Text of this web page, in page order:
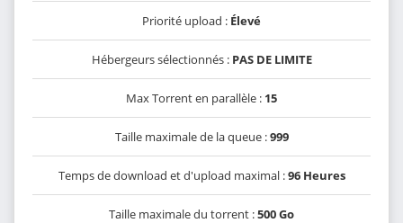
Priorité upload : Élevé
Hébergeurs sélectionnés : PAS DE LIMITE
Max Torrent en parallèle : 15
Taille maximale de la queue :999
Temps de download et d'upload maximal :96 Heures
Taille maximale du torrent :500 Go